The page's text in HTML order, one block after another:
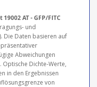
AT - GFP/FITC
und
Die Daten basieren auf
Abweichungen
Optische Dichte-Werte,
in den Ergebnissen
von